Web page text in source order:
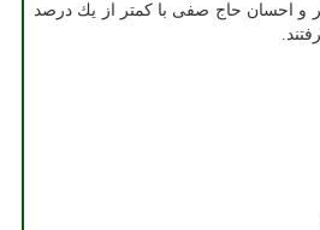
و احسان حاج صفی با كمتر از یك درصد